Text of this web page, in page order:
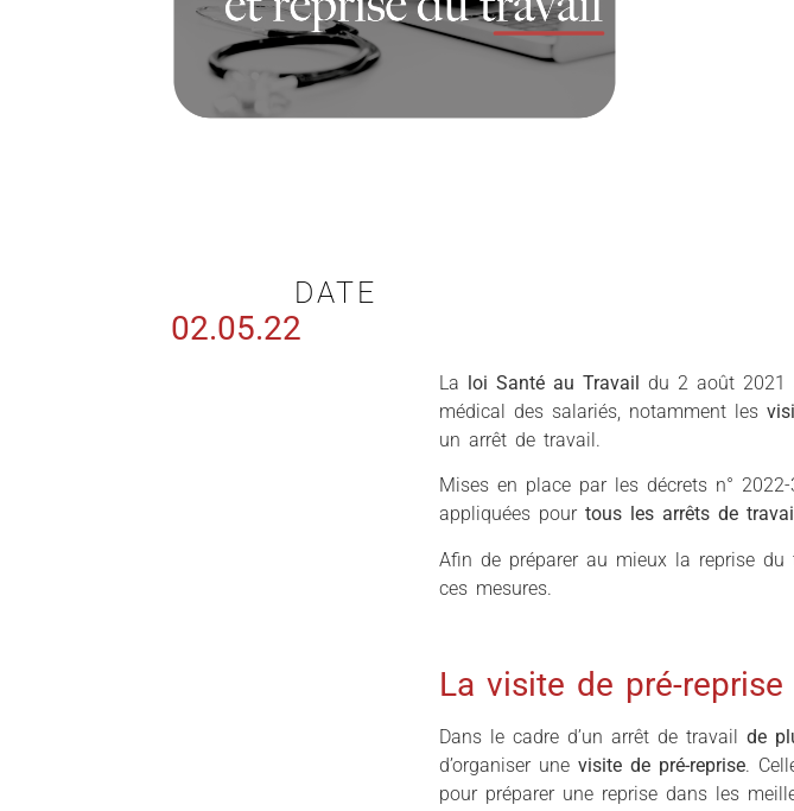
DATE
02.05.22
La loi Santé au Travail du 2 août 2021
médical des salariés, notamment les
un arrêt de travail.
Mises en place par les décrets n°
appliquées pourtous les arrêts de
Afin de préparer au mieux la reprise
ces mesures.
La visite de pré-reprise
Dans le cadre d’un arrêt de travail de
d’organiser unevisite de pré-reprise.
pour préparer une reprise dans les